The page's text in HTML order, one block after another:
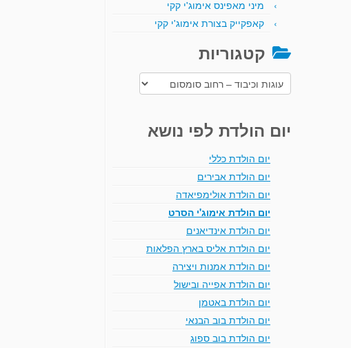
מיני מאפינס אימוג'י קקי
קאפקייק בצורת אימוג'י קקי
קטגוריות
קטגוריות
יום הולדת לפי נושא
יום הולדת כללי
יום הולדת אבירים
יום הולדת אולימפיאדה
יום הולדת אימוג'י הסרט
יום הולדת אינדיאנים
יום הולדת אליס בארץ הפלאות
יום הולדת אמנות ויצירה
יום הולדת אפייה ובישול
יום הולדת באטמן
יום הולדת בוב הבנאי
יום הולדת בוב ספוג